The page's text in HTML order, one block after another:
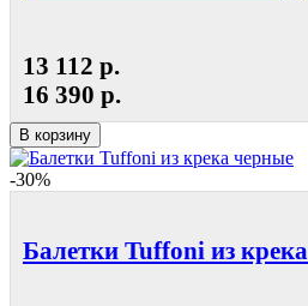
13 112 р.
16 390 р.
В корзину
-30%
Балетки Tuffoni из